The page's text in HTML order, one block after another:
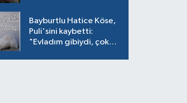
Bayburtlu Hatice Köse,
Puli'sini kaybetti:
"Evladım gibiydi, çok